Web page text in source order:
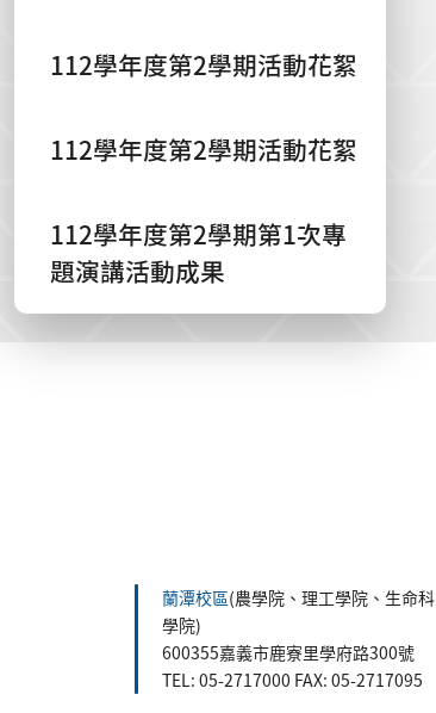
112學年度第2學期活動花絮
112學年度第2學期活動花絮
112學年度第2學期第1次專
題演講活動成果
蘭潭校區(農學院、理工學院、生命科
學院)
600355嘉義市鹿寮里學府路300號
TEL: 05-2717000 FAX: 05-2717095